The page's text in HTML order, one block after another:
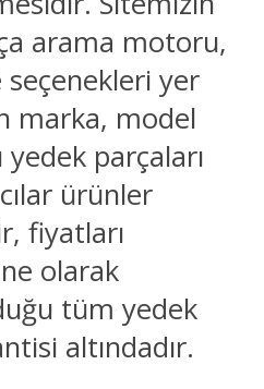
arama motoru,
yer
marka, model
yedek parçaları
ürünler
fiyatları
olarak
tüm yedek
altındadır.